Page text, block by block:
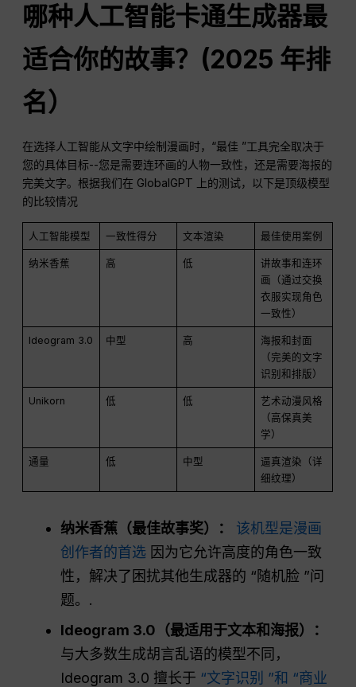
哪种人工智能卡通生成器最
适合你的故事？(2025 年排
名）
在选择人工智能从文字中绘制漫画时，“最佳 ”工具完全取决于
您的具体目标--您是需要连环画的人物一致性，还是需要海报的
完美文字。根据我们在 GlobalGPT 上的测试，以下是顶级模型
的比较情况
人工智能模型 一致性得分 文本渲染 最佳使用案例
纳米香蕉 高 低
讲故事和连环
画（通过交换
衣服实现角色
一致性）
Ideogram 3.0 中型 高
海报和封面
（完美的文字
识别和排版）
Unikorn 低 低
艺术动漫风格
（高保真美
学）
通量 低 中型
逼真渲染（详
细纹理）
纳米香蕉（最佳故事奖）：
该机型是漫画
创作者的首选 因为它允许高度的角色一致
性，解决了困扰其他生成器的 “随机脸 ”问
题。.
Ideogram 3.0（最适用于文本和海报）：
与大多数生成胡言乱语的模型不同，
Ideogram 3.0 擅长于 “文字识别 ”和 “商业